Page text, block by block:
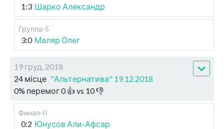
1:3 Шарко Александр
Группа-5
3:0 Маляр Олег
19 груд, 2018
24 місце "Альтернатива" 19.12.2018
0% перемог0👍 vs 10👎
Финал-II
0:2 Юнусов Али-Афсар